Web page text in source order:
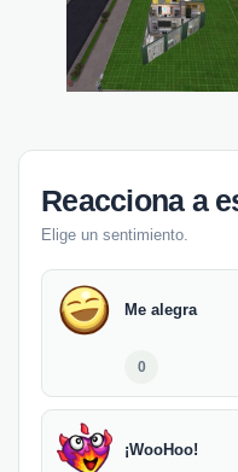
Reacciona a
Elige un sentimiento.
Me alegra
0
¡WooHoo!